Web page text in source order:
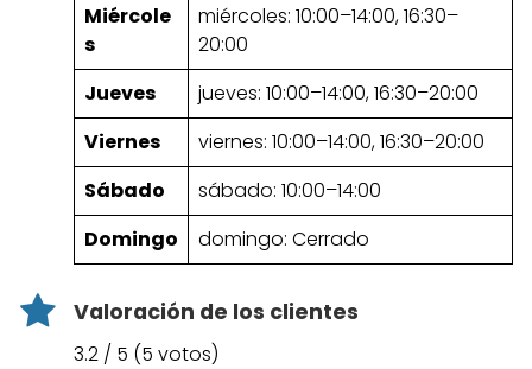
Miércole
s
miércoles: 10:00–14:00, 16:30–
20:00
Jueves
jueves: 10:00–14:00, 16:30–20:00
Viernes
viernes: 10:00–14:00, 16:30–20:00
Sábado
sábado: 10:00–14:00
Domingo
domingo: Cerrado
Valoración de los clientes
3.2 / 5 (5 votos)